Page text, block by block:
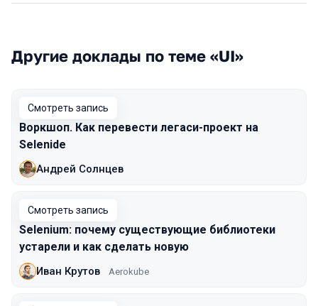
Другие доклады по теме «UI»
Смотреть запись
Воркшоп. Как перевести легаси-проект на
Selenide
Андрей Солнцев
Смотреть запись
Selenium: почему существующие библиотеки
устарели и как сделать новую
Иван Крутов Aerokube